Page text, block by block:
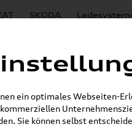
SKODA
ein optimales Webseiten-
Sie können selbst